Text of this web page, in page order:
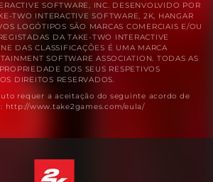
SOFTWARE, INC. DESENVOLVIDO POR
TWO INTERACTIVE SOFTWARE, 2K, HANGAR
LOGÓTIPOS SÃO MARCAS COMERCIAIS E/OU
DA TAKE-TWO INTERACTIVE
DAS CLASSIFICAÇÕES É UMA MARCA
SOFTWARE ASSOCIATION. TODAS AS
DOS SEUS RESPETIVOS
DIREITOS RESERVADOS.
requer a aceitação do seguinte acordo de
http://www.take2games.com/eula/